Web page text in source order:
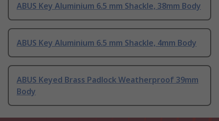
ABUS Key Aluminium 6.5 mm Shackle, 38mm Body
ABUS Key Aluminium 6.5 mm Shackle, 4mm Body
ABUS Keyed Brass Padlock Weatherproof 39mm
Body